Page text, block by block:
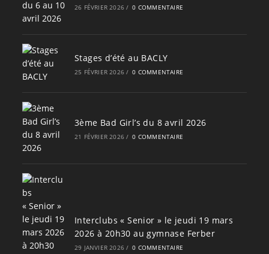
26 FÉVRIER 2026 / 0 COMMENTAIRE
Stages d’été au BACLY
25 FÉVRIER 2026 / 0 COMMENTAIRE
3ème Bad Girl’s du 8 avril 2026
21 FÉVRIER 2026 / 0 COMMENTAIRE
Interclubs « Senior » le jeudi 19 mars
2026 à 20h30 au gymnase Ferber
29 JANVIER 2026 / 0 COMMENTAIRE